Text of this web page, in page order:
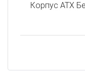
Корпус ATX